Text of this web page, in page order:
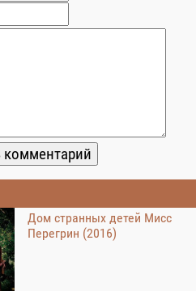
Дом странных детей Мисс
Перегрин (2016)